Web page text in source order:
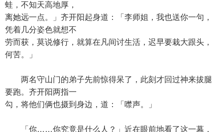
蛙，不知天高地厚，
离她远一点。」齐开阳起身道：「李师姐，我也送你一句，
凭着几分姿色就想不
劳而获，莫说修行，就算在凡间讨生活，迟早要栽大跟头，
何苦。」
两名守山门的弟子先前惊得呆了，此刻才回过神来拔腿
要跑。齐开阳两指一
勾，将他们俩也摄到身边，道：「噤声。」
「你……你究竟是什么人？」近在眼前地看了这一幕，